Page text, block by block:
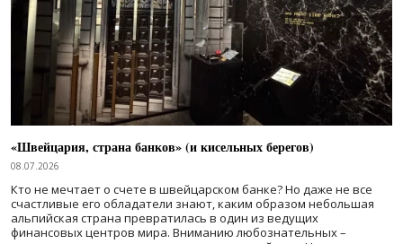
«Швейцария, страна банков» (и кисельных берегов)
08.07.2026
Кто не мечтает о счете в швейцарском банке? Но даже не все
счастливые его обладатели знают, каким образом небольшая
альпийская страна превратилась в один из ведущих
финансовых центров мира. Вниманию любознательных –